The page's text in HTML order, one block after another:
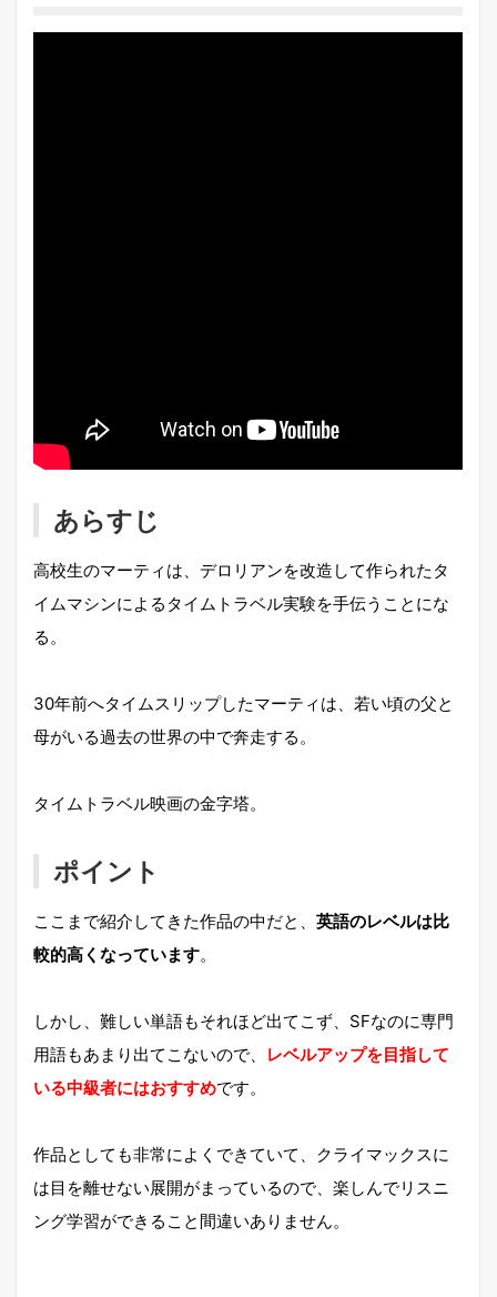
あらすじ
高校生のマーティは、デロリアンを改造して作られたタ
イムマシンによるタイムトラベル実験を手伝うことにな
る。
30年前へタイムスリップしたマーティは、若い頃の父と
母がいる過去の世界の中で奔走する。
タイムトラベル映画の金字塔。
ポイント
ここまで紹介してきた作品の中だと、 英語のレベルは比
較的高くなっています。
しかし、難しい単語もそれほど出てこず、SFなのに専門
用語もあまり出てこないので、
レベルアップを目指して
いる中級者にはおすすめです。
作品としても非常によくできていて、クライマックスに
は目を離せない展開がまっているので、楽しんでリスニ
ング学習ができること間違いありません。